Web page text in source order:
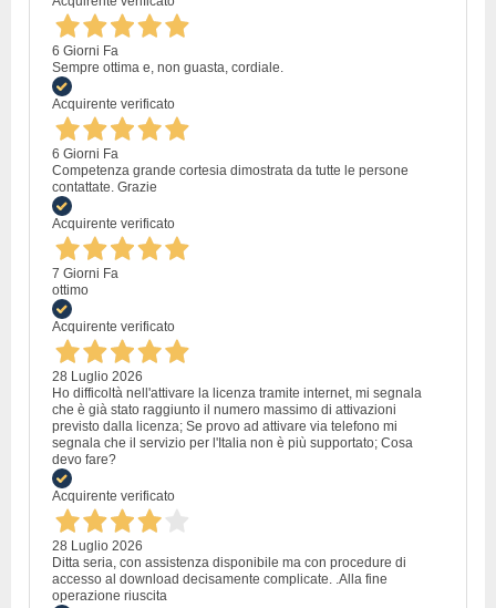
6 Giorni Fa
Sempre ottima e, non guasta, cordiale.
Acquirente verificato
6 Giorni Fa
Competenza grande cortesia dimostrata da tutte le persone
contattate. Grazie
Acquirente verificato
7 Giorni Fa
ottimo
Acquirente verificato
28 Luglio 2026
Ho difficoltà nell'attivare la licenza tramite internet, mi segnala
che è già stato raggiunto il numero massimo di attivazioni
previsto dalla licenza; Se provo ad attivare via telefono mi
segnala che il servizio per l'Italia non è più supportato; Cosa
devo fare?
Acquirente verificato
28 Luglio 2026
Ditta seria, con assistenza disponibile ma con procedure di
accesso al download decisamente complicate. .Alla fine
operazione riuscita